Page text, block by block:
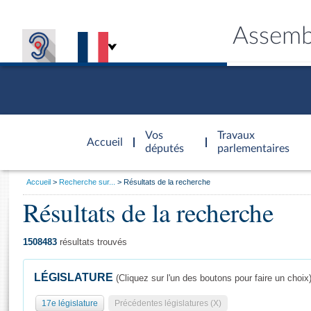
Accueil
d'accueil
Vos
députés
Travaux
parlementaires
Général
Vous
Accueil Recherche sur... Résultats de la recherche
Résultats de la recherche
1508483 résultats trouvés
LÉGISLATURE (Cliquez sur l'un des boutons pour faire un choix)
17e législature Précédentes législatures (X)